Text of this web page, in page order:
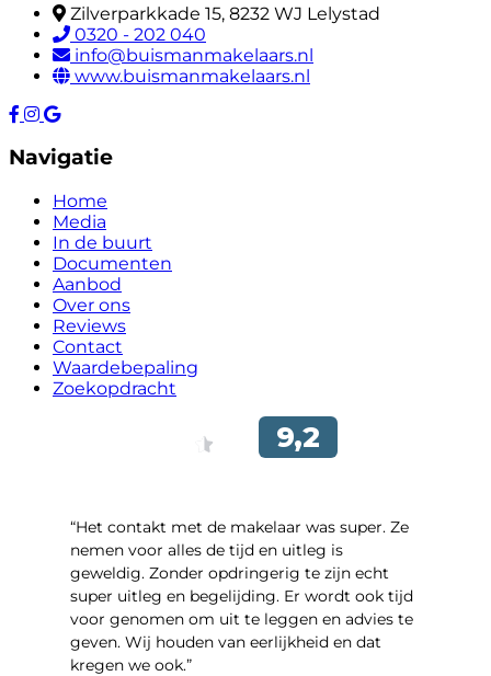
Zilverparkkade 15, 8232 WJ Lelystad
0320 - 202 040
info@buismanmakelaars.nl
www.buismanmakelaars.nl
Navigatie
Home
Media
In de buurt
Documenten
Aanbod
Over ons
Reviews
Contact
Waardebepaling
Zoekopdracht
“Het contakt met de makelaar was super. Ze
nemen voor alles de tijd en uitleg is
geweldig. Zonder opdringerig te zijn echt
super uitleg en begelijding. Er wordt ook tijd
voor genomen om uit te leggen en advies te
geven. Wij houden van eerlijkheid en dat
kregen we ook.”